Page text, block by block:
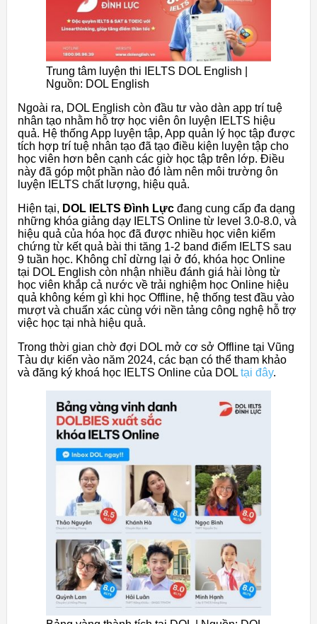
Trung tâm luyện thi IELTS DOL English |
Nguồn: DOL English
Ngoài ra, DOL English còn đầu tư vào dàn app trí tuệ
nhân tạo nhằm hỗ trợ học viên ôn luyện IELTS hiệu
quả. Hệ thống App luyện tập, App quản lý học tập được
tích hợp trí tuệ nhân tạo đã tạo điều kiện luyện tập cho
học viên hơn bên cạnh các giờ học tập trên lớp. Điều
này đã góp một phần nào đó làm nên môi trường ôn
luyện IELTS chất lượng, hiệu quả.
Hiện tại, DOL IELTS Đình Lực đang cung cấp đa dạng
những khóa giảng dạy IELTS Online từ level 3.0-8.0, và
hiệu quả của hóa học đã được nhiều học viên kiểm
chứng từ kết quả bài thi tăng 1-2 band điểm IELTS sau
9 tuần học. Không chỉ dừng lại ở đó, khóa học Online
tại DOL English còn nhận nhiều đánh giá hài lòng từ
học viên khắp cả nước về trải nghiệm học Online hiệu
quả không kém gì khi học Offline, hệ thống test đầu vào
mượt và chuẩn xác cùng với nền tảng công nghệ hỗ trợ
việc học tại nhà hiệu quả.
Trong thời gian chờ đợi DOL mở cơ sở Offline tại Vũng
Tàu dự kiến vào năm 2024, các bạn có thể tham khảo
và đăng ký khoá học IELTS Online của DOL tại đây.